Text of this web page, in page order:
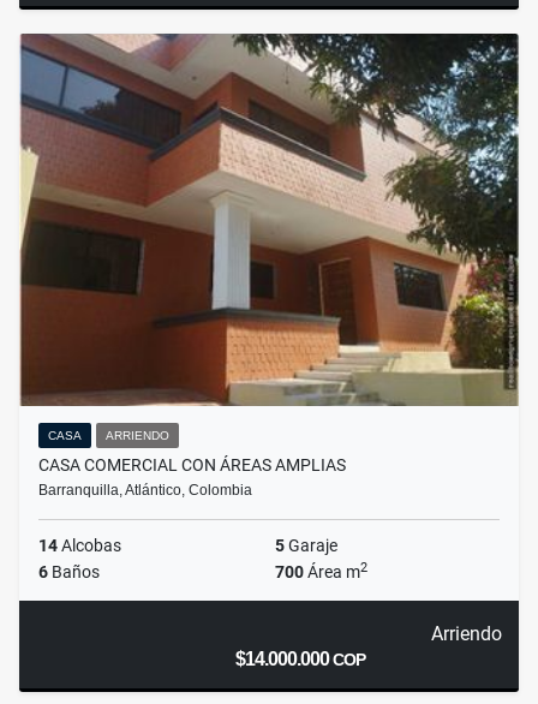
CASA ARRIENDO
CASA COMERCIAL CON ÁREAS AMPLIAS
Barranquilla, Atlántico, Colombia
14Alcobas 5Garaje
6 Baños 700Área m2
Arriendo
$14.000.000COP